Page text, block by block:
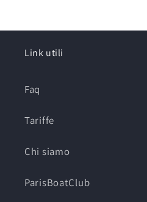
Link utili
Faq
Tariffe
Chi siamo
ParisBoatClub